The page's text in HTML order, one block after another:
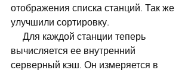
отображения списка станций. Так же
улучшили сортировку.
вычисляется ее внутренний
серверный кэш. Он измеряется в